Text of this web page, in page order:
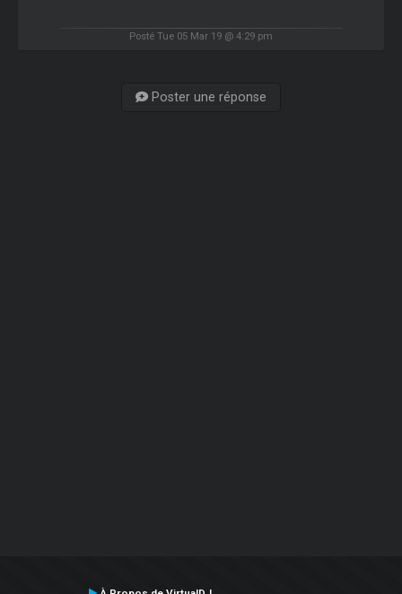
Posté Tue 05 Mar 19 @ 4:29 pm
Poster une réponse